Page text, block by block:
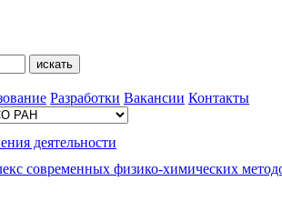
Разработки Вакансии Контакты
деятельности
современных физико-химических